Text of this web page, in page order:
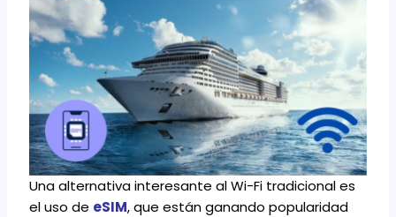
Una alternativa interesante al Wi-Fi tradicional es
el uso de eSIM, que están ganando popularidad